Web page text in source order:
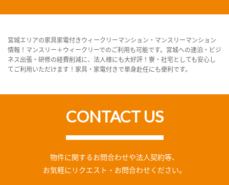
宮城エリアの家具家電付きウィークリーマンション・マンスリーマンション
情報！マンスリー＋ウィークリーでのご利用も可能です。宮城への連泊・ビジ
ネス出張・研修の経費削減に、法人様にも大好評！寮・社宅としても安心し
てご利用いただけます！家具・家電付きで単身赴任にも便利です。
CONTACT US
物件に関するお問合わせや法人契約等、
お気軽にリクエスト・お問合わせください。